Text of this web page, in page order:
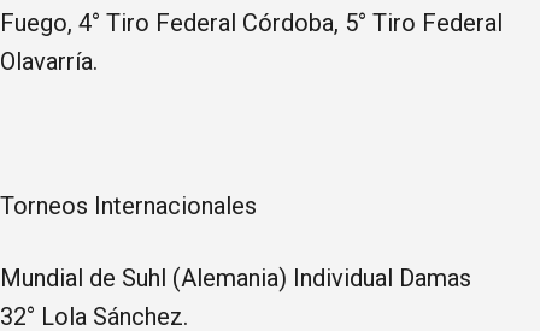
Fuego, 4° Tiro Federal Córdoba, 5° Tiro Federal
Olavarría.
Torneos Internacionales
Mundial de Suhl (Alemania) Individual Damas
32° Lola Sánchez.